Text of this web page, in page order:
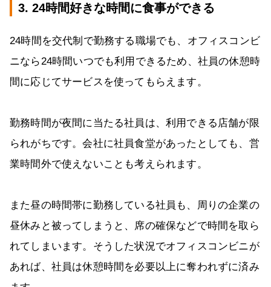
3. 24時間好きな時間に食事ができる
24時間を交代制で勤務する職場でも、オフィスコンビ
ニなら24時間いつでも利用できるため、社員の休憩時
間に応じてサービスを使ってもらえます。
勤務時間が夜間に当たる社員は、利用できる店舗が限
られがちです。会社に社員食堂があったとしても、営
業時間外で使えないことも考えられます。
また昼の時間帯に勤務している社員も、周りの企業の
昼休みと被ってしまうと、席の確保などで時間を取ら
れてしまいます。そうした状況でオフィスコンビニが
あれば、社員は休憩時間を必要以上に奪われずに済み